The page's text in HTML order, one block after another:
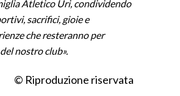
Atletico Uri, condividendo
sacrifici, gioie e
che resteranno per
nostro club».
© Riproduzione riservata